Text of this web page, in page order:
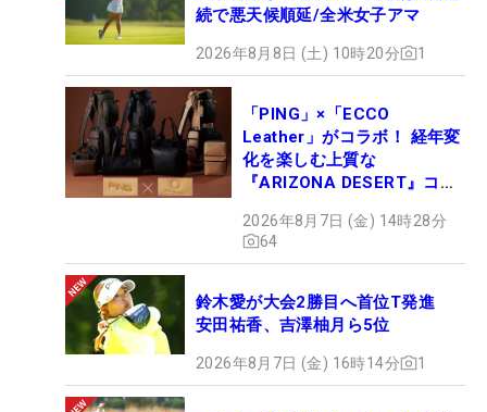
続で悪天候順延/全米女子アマ
2026年8月8日 (土) 10時20分 1
「PING」×「ECCO
Leather」がコラボ！ 経年変
化を楽しむ上質な
『ARIZONA DESERT』コレ
ュー
2026年8月7日 (金) 14時28分
64
鈴木愛が大会2勝目へ首位T発進
安田祐香、吉澤柚月ら5位
2026年8月7日 (金) 16時14分 1